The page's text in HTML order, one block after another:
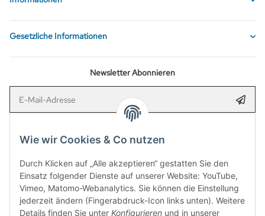
Wie wir Cookies & Co nutzen
Durch Klicken auf „Alle akzeptieren“ gestatten Sie den
Einsatz folgender Dienste auf unserer Website: YouTube,
Vimeo, Matomo-Webanalytics. Sie können die Einstellung
jederzeit ändern (Fingerabdruck-Icon links unten). Weitere
Details finden Sie unter Konfigurieren und in unserer
Gesetzliche Informationen
Newsletter Abonnieren
und jederzeit widerruflich Informationen zu Ihrem Produktsortiment per E-
Verpassen Sie keine Rabattaktion mehr! Newsletter abonnieren und
5,00 €Rabatt-Guschein erhalten. Den Gutschein erhalten Sie
per Email nach der erfolgreichen Bestätigung Ihrer Email-Adresse.